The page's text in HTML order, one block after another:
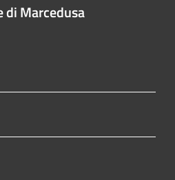
di Marcedusa